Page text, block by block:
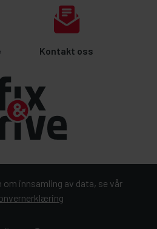
Kontakt oss
innsamling av data, se vår